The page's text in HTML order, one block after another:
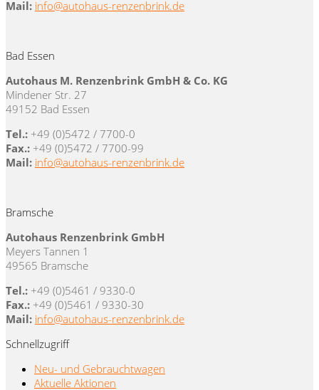
Mail: info@autohaus-renzenbrink.de
Bad Essen
Autohaus M. Renzenbrink GmbH & Co. KG
Mindener Str. 27
49152 Bad Essen
Tel.: +49 (0)5472 / 7700-0
Fax.: +49 (0)5472 / 7700-99
Mail: info@autohaus-renzenbrink.de
Bramsche
Autohaus Renzenbrink GmbH
Meyers Tannen 1
49565 Bramsche
Tel.: +49 (0)5461 / 9330-0
Fax.: +49 (0)5461 / 9330-30
Mail: info@autohaus-renzenbrink.de
Schnellzugriff
Neu- und Gebrauchtwagen
Aktuelle Aktionen